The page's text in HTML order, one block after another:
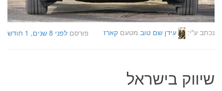
נכתב ע"י: עידן שם טוב מטעם קארז פורסם לפני 8 שנים, 1 חודש
שיווק בישראל